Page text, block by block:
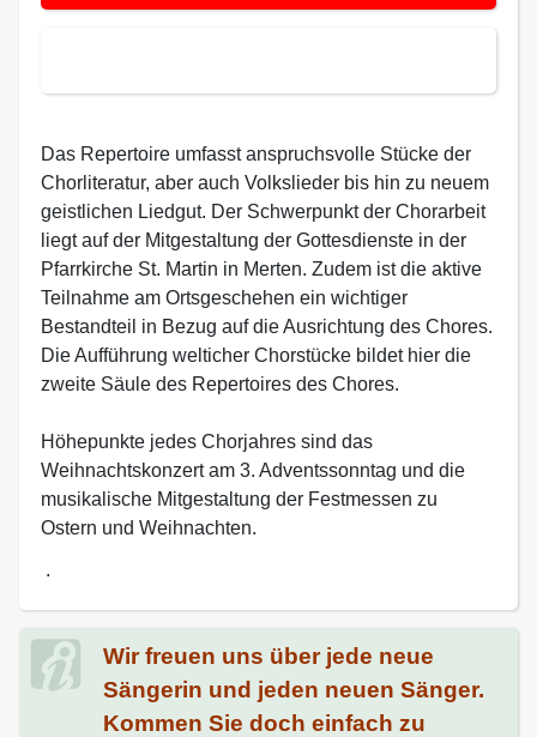
Das Repertoire umfasst anspruchsvolle Stücke der
Chorliteratur, aber auch Volkslieder bis hin zu neuem
geistlichen Liedgut. Der Schwerpunkt der Chorarbeit
liegt auf der Mitgestaltung der Gottesdienste in der
Pfarrkirche St. Martin in Merten. Zudem ist die aktive
Teilnahme am Ortsgeschehen ein wichtiger
Bestandteil in Bezug auf die Ausrichtung des Chores.
Die Aufführung welticher Chorstücke bildet hier die
zweite Säule des Repertoires des Chores.
Höhepunkte jedes Chorjahres sind das
Weihnachtskonzert am 3. Adventssonntag und die
musikalische Mitgestaltung der Festmessen zu
Ostern und Weihnachten.
.
Wir freuen uns über jede neue
Sängerin und jeden neuen Sänger.
Kommen Sie doch einfach zu